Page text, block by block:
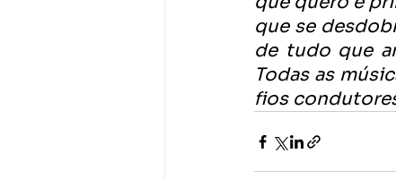
que se
de tudo que
Todas as
fios